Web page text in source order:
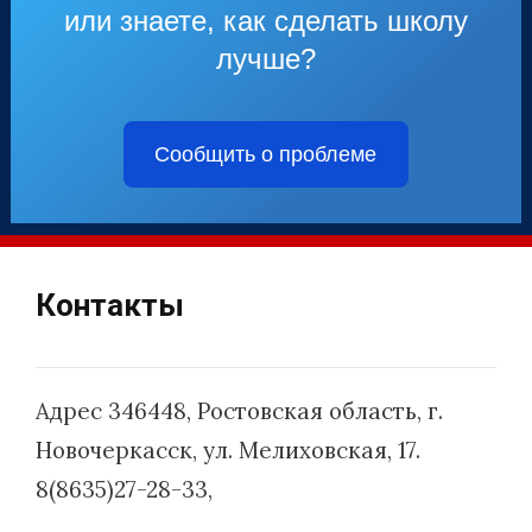
или знаете, как сделать школу
лучше?
Сообщить о проблеме
Контакты
Адрес 346448, Ростовская область, г.
Новочеркасск, ул. Мелиховская, 17.
8(8635)27-28-33,